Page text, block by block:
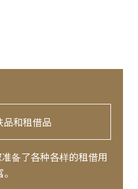
和租借品
备了各种各样的租借用